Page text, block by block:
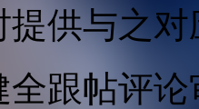
提供与之
全跟帖评